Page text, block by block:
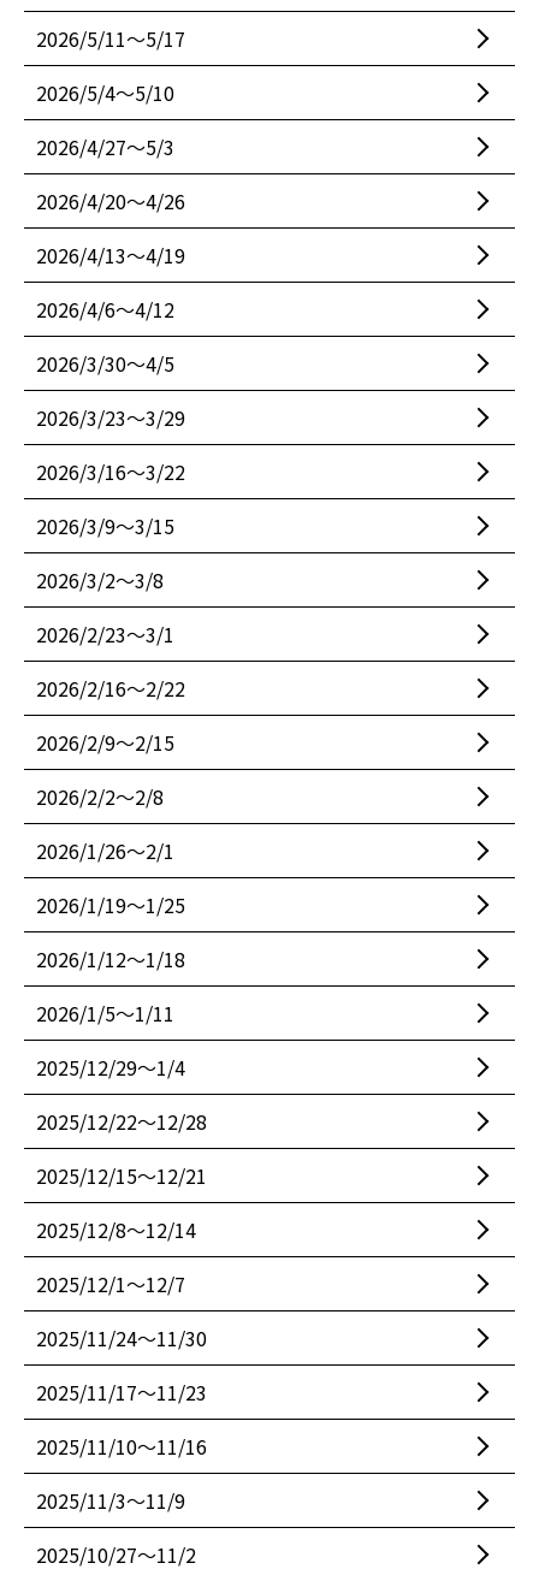
2026/5/11〜5/17
2026/5/4〜5/10
2026/4/27〜5/3
2026/4/20〜4/26
2026/4/13〜4/19
2026/4/6〜4/12
2026/3/30〜4/5
2026/3/23〜3/29
2026/3/16〜3/22
2026/3/9〜3/15
2026/3/2〜3/8
2026/2/23〜3/1
2026/2/16〜2/22
2026/2/9〜2/15
2026/2/2〜2/8
2026/1/26〜2/1
2026/1/19〜1/25
2026/1/12〜1/18
2026/1/5〜1/11
2025/12/29〜1/4
2025/12/22〜12/28
2025/12/15〜12/21
2025/12/8〜12/14
2025/12/1〜12/7
2025/11/24〜11/30
2025/11/17〜11/23
2025/11/10〜11/16
2025/11/3〜11/9
2025/10/27〜11/2